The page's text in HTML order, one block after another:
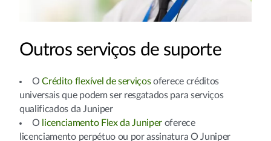
Outros serviços de suporte
OCrédito flexível de serviçosoferece créditos
universais que podem ser resgatados para serviços
qualificados da Juniper
O licenciamento Flex da Juniper oferece
licenciamento perpétuo ou por assinatura O Juniper